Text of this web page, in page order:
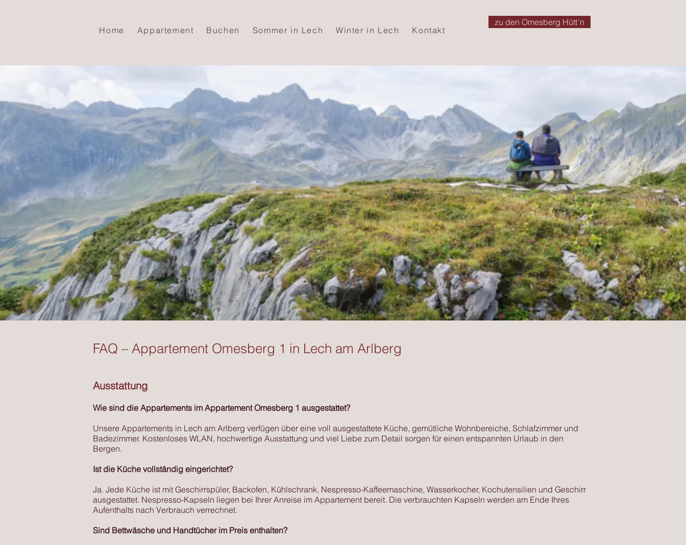
Home Appartement Buchen Sommer in Lech Winter in Lech Kontakt
zu den Omesberg Hütt´n
FAQ – Appartement Omesberg 1 in Lech am Arlberg
Ausstattung
Wie sind die Appartements im Appartement Omesberg 1 ausgestattet?
Unsere Appartements in Lech am Arlberg verfügen über eine voll ausgestattete Küche, gemütliche Wohnbereiche, Schlafzimmer und
Badezimmer. Kostenloses WLAN, hochwertige Ausstattung und viel Liebe zum Detail sorgen für einen entspannten Urlaub in den
Bergen.
Ist die Küche vollständig eingerichtet?
Ja. Jede Küche ist mit Geschirrspüler, Backofen, Kühlschrank, Nespresso-Kaffeemaschine, Wasserkocher, Kochutensilien und Geschirr
ausgestattet. Nespresso-Kapseln liegen bei Ihrer Anreise im Appartement bereit. Die verbrauchten Kapseln werden am Ende Ihres
Aufenthalts nach Verbrauch verrechnet.
Sind Bettwäsche und Handtücher im Preis enthalten?